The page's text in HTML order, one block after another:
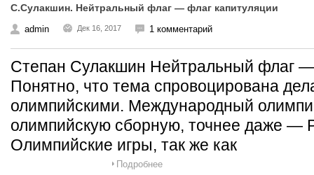
С.Сулакшин. Нейтральный флаг — флаг капитуляции
admin Дек 16, 2017 1 комментарий
Степан Сулакшин Нейтральный флаг
Понятно, что тема спровоцирована
олимпийскими. Международный
олимпийскую сборную, точнее даже —
Олимпийские игры, так же как
Подробнее